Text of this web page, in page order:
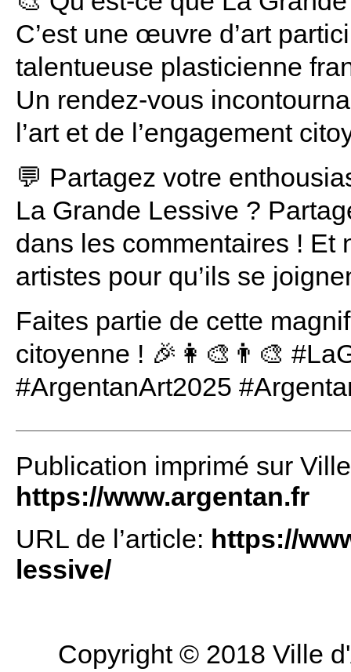
C’est une œuvre d’art
talentueuse plasticienne
Un rendez-vous
l’art et de l’engagement
💬 Partagez votre
La Grande Lessive ?
dans les commentaires ! Et
artistes pour qu’ils se
Faites partie de cette
citoyenne ! 🎉👩‍🎨👨‍🎨
#ArgentanArt2025
Publication imprimé sur
https://www.argentan.fr
URL de l’article: https://
lessive/
Copyright © 2018 Ville